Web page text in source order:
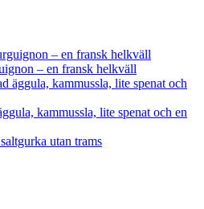
– en fransk helkväll
– en fransk helkväll
äggula, kammussla, lite spenat och
kammussla, lite spenat och en
utan trams